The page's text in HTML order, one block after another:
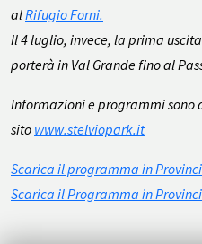
alRifugio Forni.
Il 4 luglio, invece, la prima
porterà in Val Grande fino al
Informazioni e programmi sono
sito www.stelviopark.it
Scarica il programma in
Scarica il Programma in